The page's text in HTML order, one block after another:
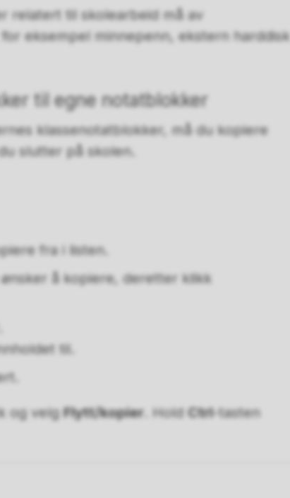
relatert til skolearbeid må av
eksempel minnepenn, ekstern harddisk
til egne notatblokker
klassenotatblokker, må du kopiere
slutter på skolen.
fra i listen.
å kopiere, deretter klikk
til.
og velgFlytt/kopier . HoldCtrl-tasten